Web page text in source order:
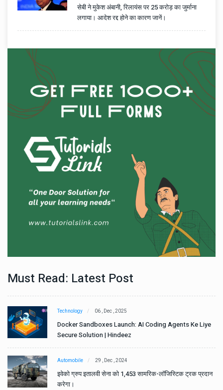
सेबी ने मुकेश अंबानी, रिलायंस पर 25 करोड़ का जुर्माना
लगाया। आदेश रद्द होने का कारण जानें।
Must Read: Latest Post
Technology 06 , Dec , 2025
Docker Sandboxes Launch: AI Coding Agents Ke Liye
Secure Solution | Hindeez
Automobile 29 , Dec , 2024
इवेको ग्रुप इतालवी सेना को 1,453 सामरिक-लॉजिस्टिक ट्रक प्रदान
करेगा।